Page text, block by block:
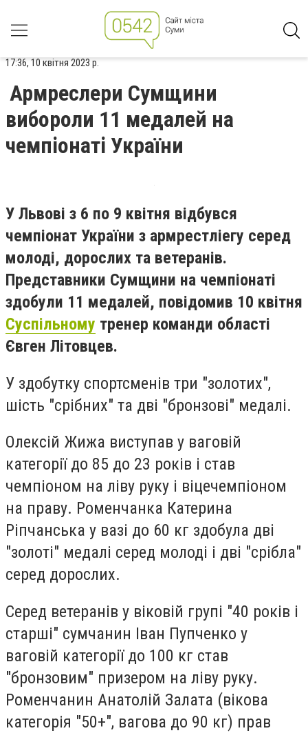
17:36, 10 квітня 2023 р.
Армреслери Сумщини
вибороли 11 медалей на
чемпіонаті України
У Львові з 6 по 9 квітня відбувся
чемпіонат України з армрестліегу серед
молоді, дорослих та ветеранів.
Представники Сумщини на чемпіонаті
здобули 11 медалей, повідомив 10 квітня
Суспільному тренер команди області
Євген Літовцев.
У здобутку спортсменів три "золотих",
шість "срібних" та дві "бронзові" медалі.
Олексій Жижа виступав у ваговій
категорії до 85 до 23 років і став
чемпіоном на ліву руку і віцечемпіоном
на праву. Роменчанка Катерина
Ріпчанська у вазі до 60 кг здобула дві
"золоті" медалі серед молоді і дві "срібла"
серед дорослих.
Серед ветеранів у віковій групі "40 років і
старші" сумчанин Іван Пупченко у
ваговій категорії до 100 кг став
"бронзовим" призером на ліву руку.
Роменчанин Анатолій Залата (вікова
категорія "50+", вагова до 90 кг) прав